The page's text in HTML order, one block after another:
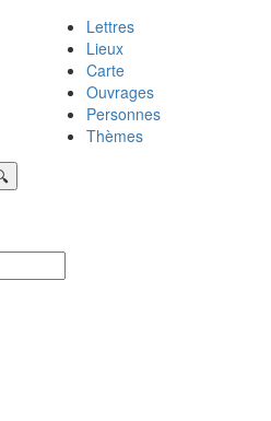
Lettres
Lieux
Carte
Ouvrages
Personnes
Thèmes